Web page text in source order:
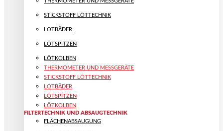
STICKSTOFF LÖTTECHNIK
LOTBÄDER
LÖTSPITZEN
LÖTKOLBEN
THERMOMETER UND MESSGERÄTE
STICKSTOFF LÖTTECHNIK
LOTBÄDER
LÖTSPITZEN
LÖTKOLBEN
FILTERTECHNIK UND ABSAUGTECHNIK
FLÄCHENABSAUGUNG